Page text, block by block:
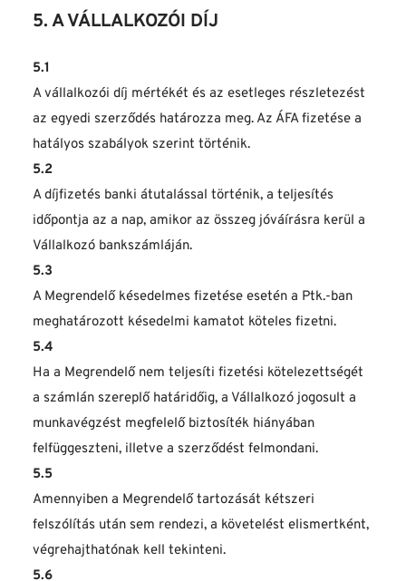
5. A VÁLLALKOZÓI DÍJ
5.1
A vállalkozói díj mértékét és az esetleges részletezést
az egyedi szerződés határozza meg. Az ÁFA fizetése a
hatályos szabályok szerint történik.
5.2
A díjfizetés banki átutalással történik, a teljesítés
időpontja az a nap, amikor az összeg jóváírásra kerül a
Vállalkozó bankszámláján.
5.3
A Megrendelő késedelmes fizetése esetén a Ptk.-ban
meghatározott késedelmi kamatot köteles fizetni.
5.4
Ha a Megrendelő nem teljesíti fizetési kötelezettségét
a számlán szereplő határidőig, a Vállalkozó jogosult a
munkavégzést megfelelő biztosíték hiányában
felfüggeszteni, illetve a szerződést felmondani.
5.5
Amennyiben a Megrendelő tartozását kétszeri
felszólítás után sem rendezi, a követelést elismertként,
végrehajthatónak kell tekinteni.
5.6